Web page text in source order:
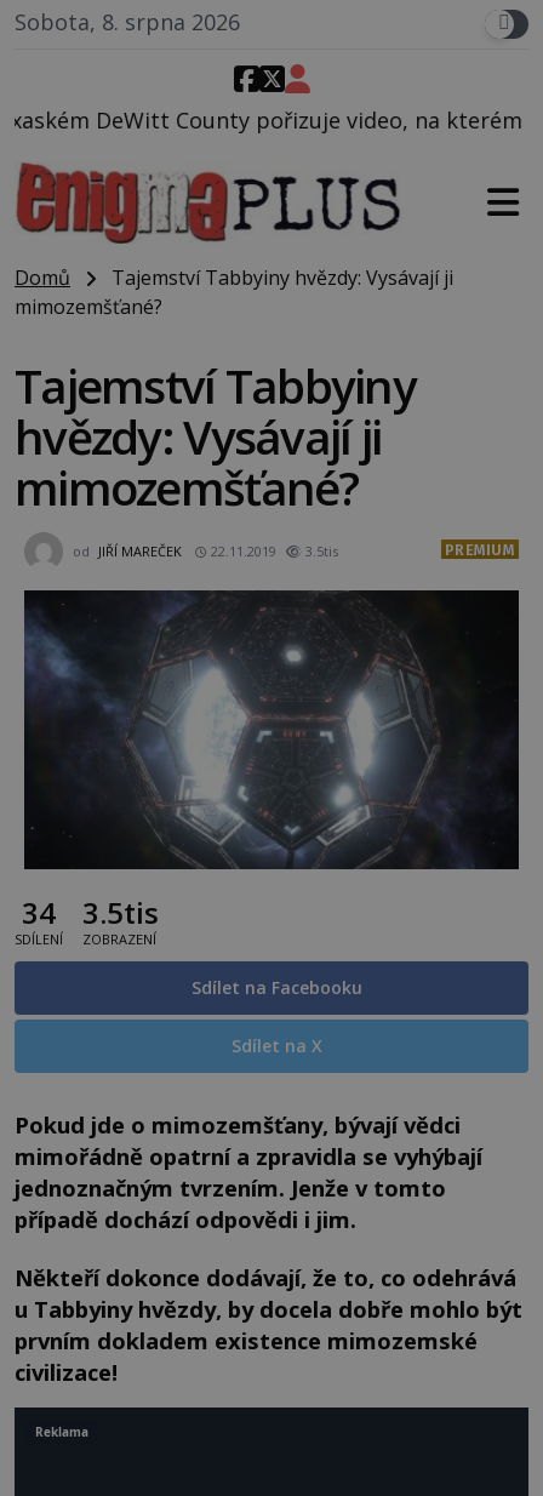
Sobota, 8. srpna 2026
pořizuje video, na kterém před jeho vozem po
Domů
Tajemství Tabbyiny hvězdy: Vysávají ji
mimozemšťané?
Tajemství Tabbyiny
hvězdy: Vysávají ji
mimozemšťané?
od JIŘÍ MAREČEK 22.11.2019 3.5tis PREMIUM
34
SDÍLENÍ
3.5tis
ZOBRAZENÍ
Sdílet na Facebooku
Sdílet na X
Pokud jde o mimozemšťany, bývají vědci
mimořádně opatrní a zpravidla se vyhýbají
jednoznačným tvrzením. Jenže v tomto
případě dochází odpovědi i jim.
Někteří dokonce dodávají, že to, co odehrává
u Tabbyiny hvězdy, by docela dobře mohlo být
prvním dokladem existence mimozemské
civilizace!
Reklama